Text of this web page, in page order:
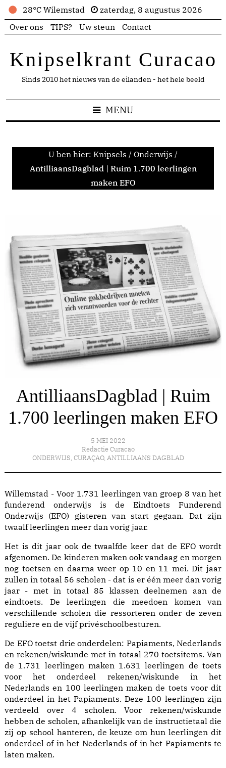
28°C Wilemstad
zaterdag, 8 augustus 2026
Over ons
TIPS? Uw steun Contact
Knipselkrant Curacao
Sinds 2010 het nieuws van de eilanden - het hele beeld
MENU
U ben hier: Knipsels / Onderwijs /
AntilliaansDagblad | Ruim 1.700 leerlingen
maken EFO
AntilliaansDagblad | Ruim
1.700 leerlingen maken EFO
5 MEI 2022
Redactie Curacao
ONDERWIJS, CURAÇAO, ANTILLIAANS DAGBLAD
Willemstad - Voor 1.731 leerlingen van groep 8 van het
funderend onderwijs is de Eindtoets Funderend
Onderwijs (EFO) gisteren van start gegaan. Dat zijn
twaalf leerlingen meer dan vorig jaar.
Het is dit jaar ook de twaalfde keer dat de EFO wordt
afgenomen. De kinderen maken ook vandaag en morgen
nog toetsen en daarna weer op 10 en 11 mei. Dit jaar
zullen in totaal 56 scholen - dat is er één meer dan vorig
jaar - met in totaal 85 klassen deelnemen aan de
eindtoets. De leerlingen die meedoen komen van
verschillende scholen die ressorteren onder de zeven
reguliere en de vijf privéschoolbesturen.
De EFO toetst drie onderdelen: Papiaments, Nederlands
en rekenen/wiskunde met in totaal 270 toetsitems. Van
de 1.731 leerlingen maken 1.631 leerlingen de toets
voor het onderdeel rekenen/wiskunde in het
Nederlands en 100 leerlingen maken de toets voor dit
onderdeel in het Papiaments. Deze 100 leerlingen zijn
verdeeld over 4 scholen. Voor rekenen/wiskunde
hebben de scholen, afhankelijk van de instructietaal die
zij op school hanteren, de keuze om hun leerlingen dit
onderdeel of in het Nederlands of in het Papiaments te
laten maken.